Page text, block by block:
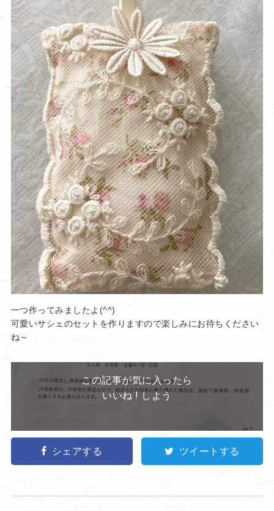
一つ作ってみましたよ(^^)
可愛いサシェのセットを作りますので楽しみにお待ちください
ね～
この記事が気に入ったら
いいね ! しよう
シェアする ツイートする